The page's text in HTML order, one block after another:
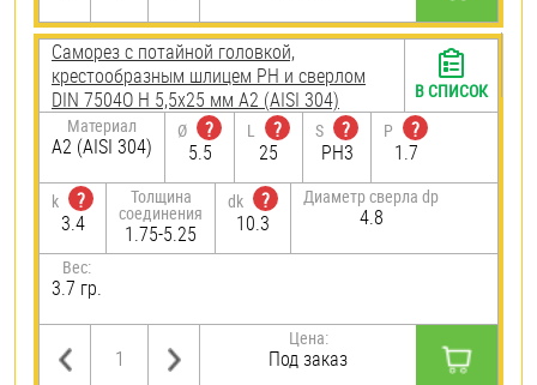
Саморез с потайной головкой,
крестообразным шлицем PH и сверлом
DIN 7504O H 5,5х25 мм А2 (AISI 304)
Материал
А2 (AISI 304)
Ø
?
5.5
L
?
25
S
?
PH3
P
?
1.7
k
?
3.4
Толщина
соединения
1.75-5.25
dk
?
10.3
Диаметр сверла dp
4.8
Вес:
3.7 гр.
Цена:
Под заказ
В СПИСОК